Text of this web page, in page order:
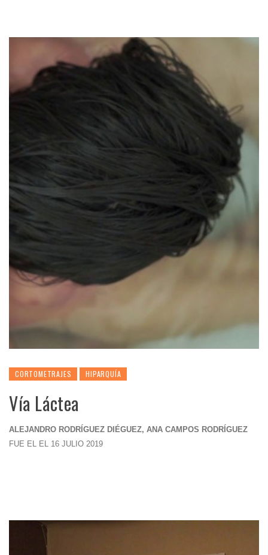
CORTOMETRAJES HIPARQUÍA
Vía Láctea
ALEJANDRO RODRÍGUEZ DIÉGUEZ, ANA CAMPOS RODRÍGUEZ
FUE EL EL 16 JULIO 2019